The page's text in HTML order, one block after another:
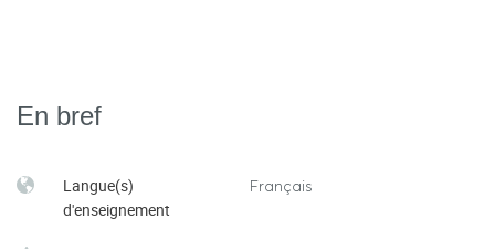
En bref
Langue(s)
d'enseignement
Français